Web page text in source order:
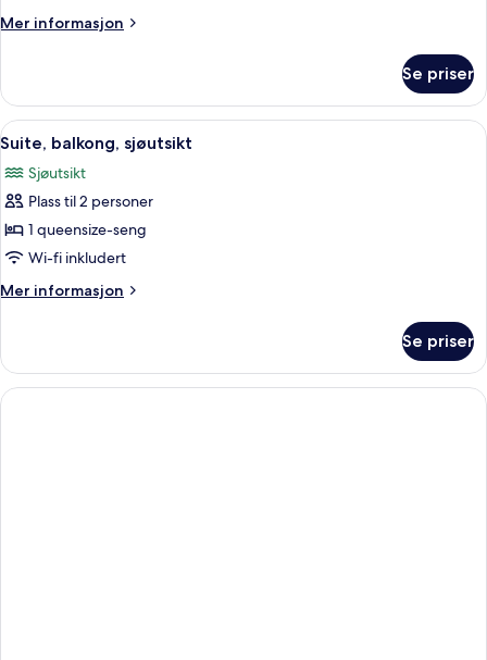
(+
Mer informasjon
Mer
eller
tomannsrom
–
sjøutsikt
(+
Bed)
Se priser
Åpne
alle
bildene
av
Suite,
balkong,
sjøutsikt
Minibar, safe på rommet, lydisolert
2
Suite, balkong, sjøutsikt
Sjøutsikt
Plass til 2 personer
1 queensize-seng
Wi-fi inkludert
Mer informasjon
Mer
balkong,
sjøutsikt
Se priser